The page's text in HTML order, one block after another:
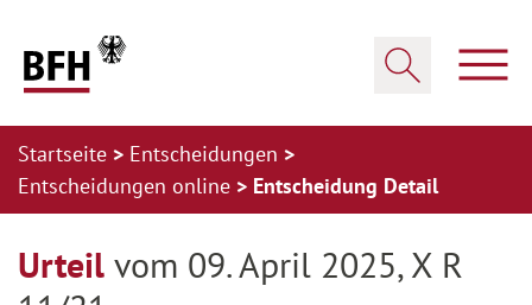
Startseite
Entscheidungen
Entscheidungen online
Entscheidung Detail
Urteil vom 09. April 2025, X R